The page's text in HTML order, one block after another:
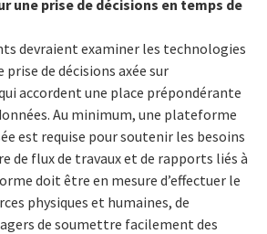
une prise de décisions en temps de
devraient examiner les technologies
de décisions axée sur
accordent une place prépondérante
Au minimum, une plateforme
est requise pour soutenir les besoins
de flux de travaux et de rapports liés à
doit être en mesure d’effectuer le
physiques et humaines, de
de soumettre facilement des